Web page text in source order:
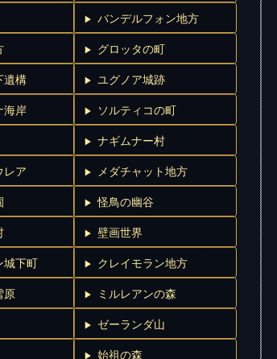
バンデルフォン地方
グロッタの町
遺構
ユグノア城跡
海岸
ソルティコの町
ナギムナー村
レア
メダチャット地方
怪鳥の幽谷
壁画世界
城下町
クレイモラン地方
原
ミルレアンの森
ゼーランダ山
始祖の森